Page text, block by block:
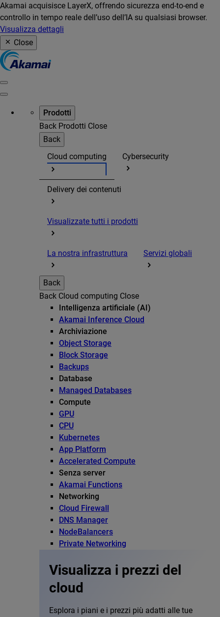
Akamai acquisisce LayerX, offrendo sicurezza end-to-end e
controllo in tempo reale dell’uso dell’IA su qualsiasi browser.
Visualizza dettagli
Close
Prodotti
Back Prodotti Close
Back
Cloud computing
Cybersecurity
Delivery dei contenuti
Visualizzate tutti i prodotti
La nostra infrastruttura Servizi globali
Back
Back Cloud computing Close
Intelligenza artificiale (AI)
Akamai Inference Cloud
Archiviazione
Object Storage
Block Storage
Backups
Database
Managed Databases
Compute
GPU
CPU
Kubernetes
App Platform
Accelerated Compute
Senza server
Akamai Functions
Networking
Cloud Firewall
DNS Manager
NodeBalancers
Private Networking
Visualizza i prezzi del
cloud
Esplora i piani e i prezzi più adatti alle tue